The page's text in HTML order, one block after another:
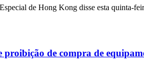
de Hong Kong disse esta quinta-
de compra de